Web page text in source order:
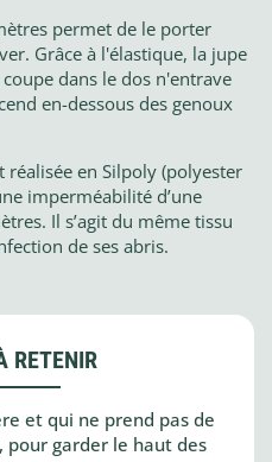
permet de le porter
Grâce à l'élastique, la jupe
dans le dos n'entrave
en-dessous des genoux
réalisée en Silpoly (polyester
imperméabilité d’une
Il s’agit du même tissu
de ses abris.
RETENIR
et qui ne prend pas de
pour garder le haut des